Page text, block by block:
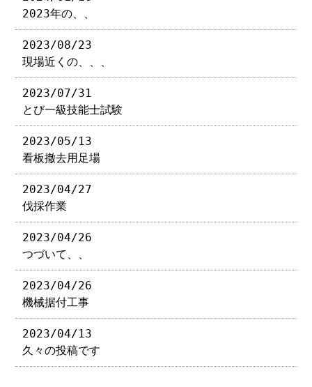
2023年の、、
2023/08/23
現場近くの、、、
2023/07/31
とび一級技能士試験
2023/05/13
看板撤去用足場
2023/04/27
伐採作業
2023/04/26
つづいて、、
2023/04/26
機械据付工事
2023/04/13
久々の投稿です